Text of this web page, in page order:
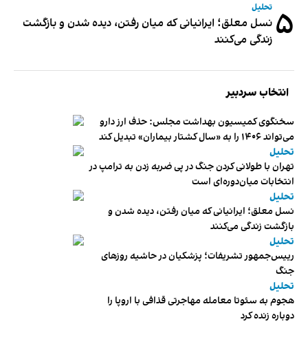
۵ تحلیل
نسل معلق؛ ایرانیانی که میان رفتن، دیده شدن و بازگشت
زندگی می‌کنند
انتخاب سردبیر
سخنگوی کمیسیون بهداشت مجلس: حذف ارز دارو
می‌تواند ۱۴۰۶ را به «سال کشتار بیماران» تبدیل کند
تحلیل
تهران با طولانی کردن جنگ در پی ضربه زدن به ترامپ در
انتخابات میان‌دوره‌ای است
تحلیل
نسل معلق؛ ایرانیانی که میان رفتن، دیده شدن و
بازگشت زندگی می‌کنند
تحلیل
رییس‌جمهور تشریفات؛ پزشکیان در حاشیه روزهای
جنگ
تحلیل
هجوم به سئوتا معامله مهاجرتی قذافی با اروپا را
دوباره زنده کرد